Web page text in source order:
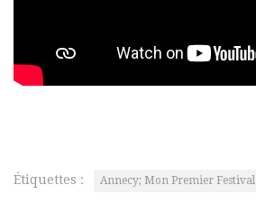
Étiquettes : Annecy; Mon Premier Festival